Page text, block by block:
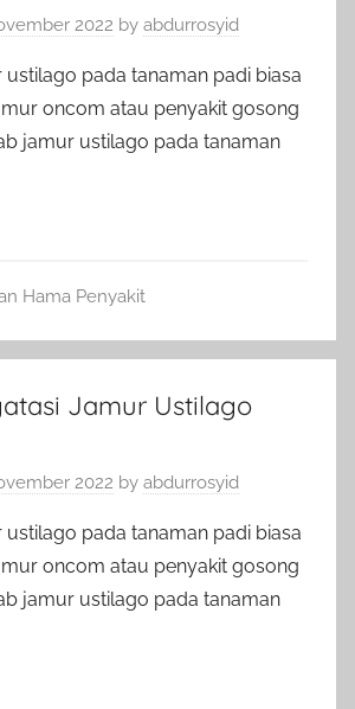
2022 by abdurrosyid
ustilago pada tanaman padi biasa
oncom atau penyakit gosong
jamur ustilago pada tanaman
Hama Penyakit
Jamur Ustilago
2022 by abdurrosyid
ustilago pada tanaman padi biasa
oncom atau penyakit gosong
jamur ustilago pada tanaman